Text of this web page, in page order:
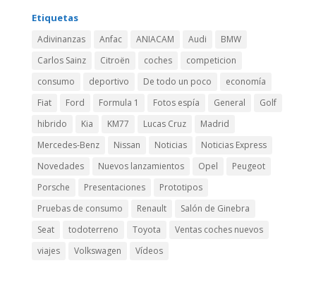
Etiquetas
Adivinanzas Anfac ANIACAM Audi
BMW
Carlos Sainz
Citroën coches
competicion
consumo
deportivo De todo un poco
economía
Fiat
Ford Formula 1 Fotos espía General
Golf
hibrido
Kia KM77 Lucas Cruz
Madrid
Mercedes-Benz
Nissan Noticias
Noticias Express
Novedades
Nuevos lanzamientos Opel
Peugeot
Porsche
Presentaciones
Prototipos
Pruebas de consumo
Renault
Salón de Ginebra
Seat
todoterreno Toyota
Ventas coches nuevos
viajes
Volkswagen Vídeos